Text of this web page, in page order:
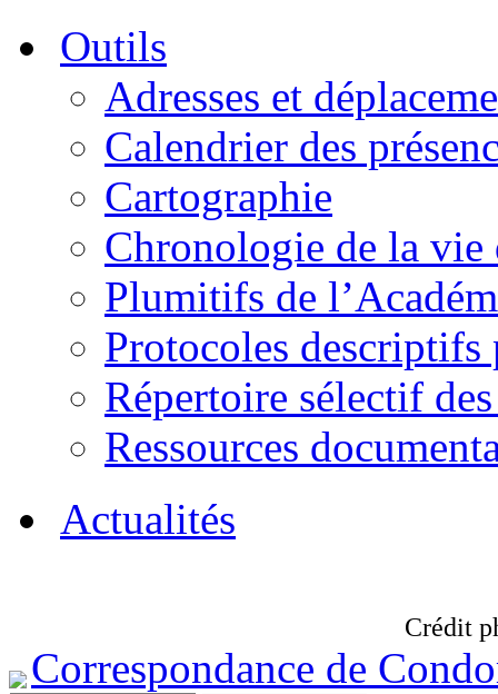
Outils
Adresses et
Calendrier des
Cartographie
Chronologie de la vie
Plumitifs de
Protocoles descriptifs
Répertoire sélectif
Ressources
Actualités
Crédit
Correspondance de